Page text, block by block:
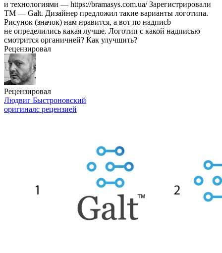
и технологиями — https://bramasys.com.ua/ Зарегистрировали
ТМ — Galt. Дизайнер предложил такие варианты логотипа.
Рисунок (значок) нам нравится, а вот по надписb
не определились какая лучше. Логотип с какой надписью
смотрится органичней? Как улучшить?
Рецензировал
Рецензировал
Людвиг Быстроновский
оригиналс рецензией